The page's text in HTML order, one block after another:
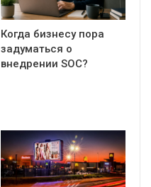
Когда бизнесу пора
задуматься о
внедрении SOC?